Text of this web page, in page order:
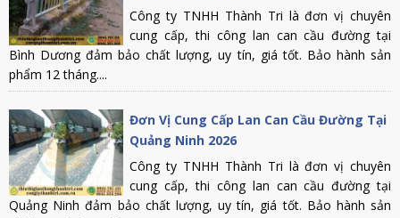
Công ty TNHH Thành Tri là đơn vị chuyên
cung cấp, thi công lan can cầu đường tại
Bình Dương đảm bảo chất lượng, uy tín, giá tốt. Bảo hành sản
phẩm 12 tháng....
Đơn Vị Cung Cấp Lan Can Cầu Đường Tại
Quảng Ninh 2026
Công ty TNHH Thành Tri là đơn vị chuyên
cung cấp, thi công lan can cầu đường tại
Quảng Ninh đảm bảo chất lượng, uy tín, giá tốt. Bảo hành sản